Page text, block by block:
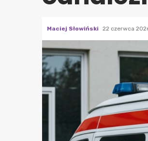
Maciej Słowiński 22 czerwca